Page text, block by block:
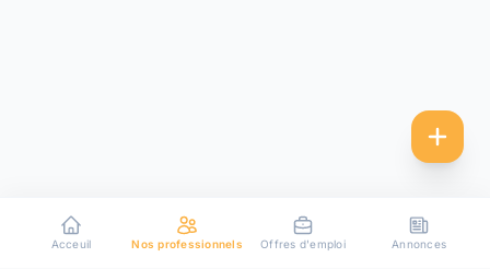
Acceuil Nos professionnels Offres d'emploi Annonces